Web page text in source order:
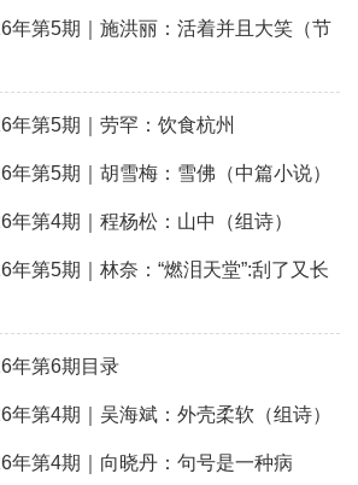
年第5期｜施洪丽：活着并且大笑（节
年第5期｜劳罕：饮食杭州
年第5期｜胡雪梅：雪佛（中篇小说）
年第4期｜程杨松：山中（组诗）
年第5期｜林奈：“燃泪天堂”:刮了又长
年第6期目录
年第4期｜吴海斌：外壳柔软（组诗）
年第4期｜向晓丹：句号是一种病